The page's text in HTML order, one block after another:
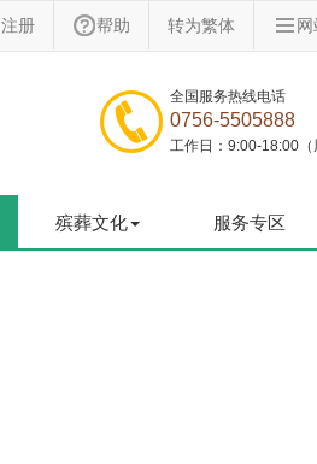
注册 帮助 转为繁体
全国服务热线电话
0756-5505888
工作日：9:00-18:00（
殡葬文化 服务专区